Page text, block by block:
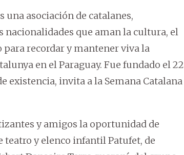
una asociación de catalanes,
nacionalidades que aman la cultura, el
para recordar y mantener viva la
en el Paraguay. Fue fundado el 22
existencia, invita a la Semana Catalana
y amigos la oportunidad de
teatro y elenco infantil Patufet, de